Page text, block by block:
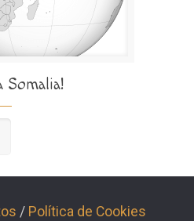
Somalia!
/ Política de Cookies